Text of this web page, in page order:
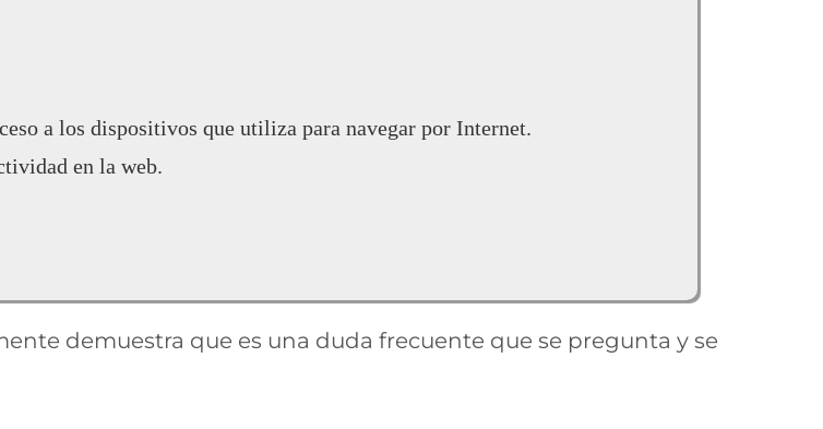
a los dispositivos que utiliza para navegar por Internet.
en la web.
demuestra que es una duda frecuente que se pregunta y se